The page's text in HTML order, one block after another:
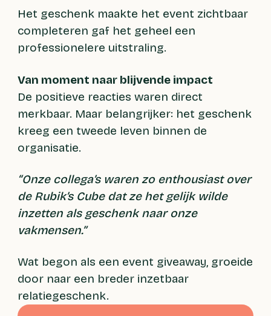
Het geschenk maakte het event zichtbaar
completeren gaf het geheel een
professionelere uitstraling.
Van moment naar blijvende impact
De positieve reacties waren direct
merkbaar. Maar belangrijker: het geschenk
kreeg een tweede leven binnen de
organisatie.
“Onze collega’s waren zo enthousiast over
de Rubik’s Cube dat ze het gelijk wilde
inzetten als geschenk naar onze
vakmensen.”
Wat begon als een event giveaway, groeide
door naar een breder inzetbaar
relatiegeschenk.